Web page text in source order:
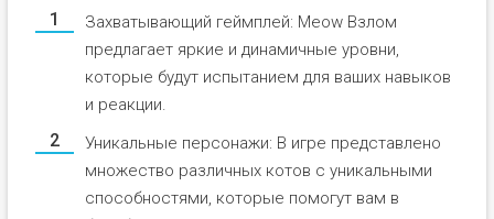
Захватывающий геймплей: Meow Взлом
предлагает яркие и динамичные уровни,
которые будут испытанием для ваших навыков
и реакции.
Уникальные персонажи: В игре представлено
множество различных котов с уникальными
способностями, которые помогут вам в